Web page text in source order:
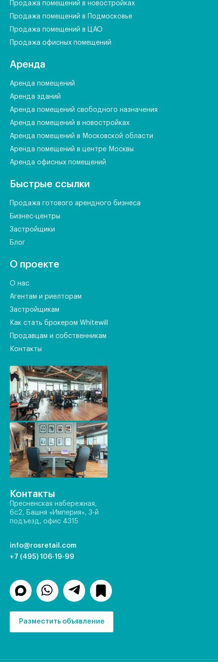
Продажа помещений в новостройках
Продажа помещений в Подмосковье
Продажа помещений в ЦАО
Продажа офисных помещений
Аренда
Аренда помещений
Аренда зданий
Аренда помещений свободного назначения
Аренда помещений в новостройках
Аренда помещений в Московской области
Аренда помещений в центре Москвы
Аренда офисных помещений
Быстрые ссылки
Продажа готового арендного бизнеса
Бизнес-центры
Застройщики
Блог
О проекте
О нас
Агентам и риелторам
Застройщикам
Как стать брокером Whitewill
Продавцам и собственникам
Контакты
Контакты
Пресненская набережная,
6с2, Башня «Империя», 3-й
подъезд, офис 4315
info@rosretail.com
+7 (495) 106-19-99
Разместить объявление